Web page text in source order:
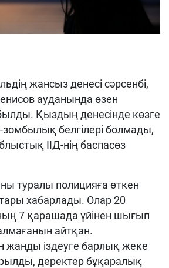
жансыз денесі сәрсенбі,
ауданында өзен
Қыздың денесінде көзге
зомбылық белгілері болмады,
ІІД-нің баспасөз
туралы полицияға өткен
хабарлады. Олар 20
7 қарашада үйінен шығып
айтқан.
жанды іздеуге барлық жеке
деректер бұқаралық